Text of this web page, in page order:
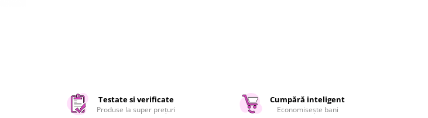
Testate si verificate
Produse la super prețuri
Cumpără inteligent
Economisește bani